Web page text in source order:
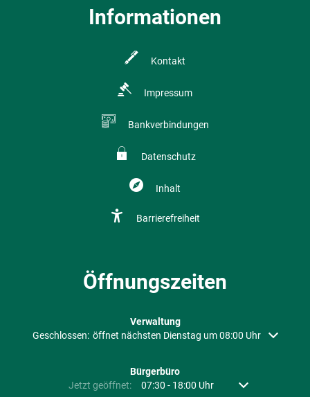
Informationen
Kontakt
Impressum
Bankverbindungen
Datenschutz
Inhalt
Barrierefreiheit
Öffnungszeiten
Verwaltung
Klicken, um weitere Öffnungs- oder Schließzeiten auszublenden
Geschlossen: öffnet nächsten Dienstag um 08:00 Uhr
Bürgerbüro
Klicken, um weitere Öffnungs- oder Schließzeiten
Jetzt geöffnet: 07:30 - 18:00 Uhr Von 07:30 bis